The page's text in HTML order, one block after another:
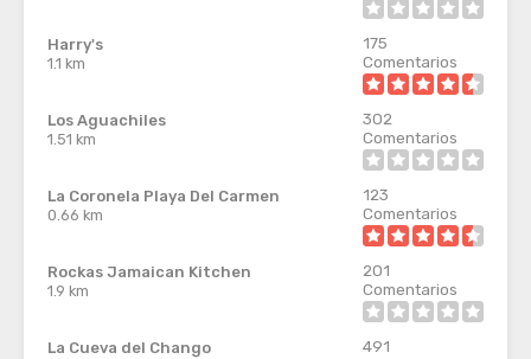
Harry's
1.1 km
175
Comentarios
Los Aguachiles
1.51 km
302
Comentarios
La Coronela Playa Del Carmen
0.66 km
123
Comentarios
Rockas Jamaican Kitchen
1.9 km
201
Comentarios
La Cueva del Chango
491